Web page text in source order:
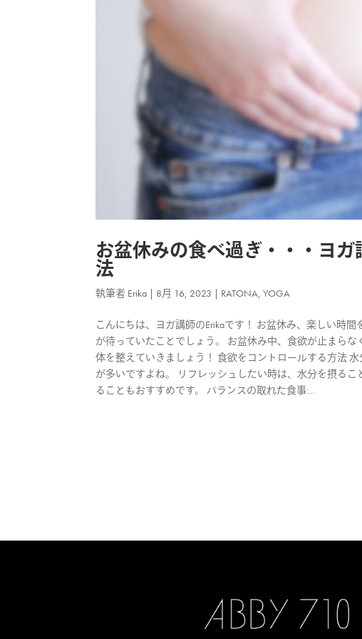
お盆休みの食べ過ぎ・・・ヨ
法
執筆者 Erika 8月 16, 2023 RATONA,YOGA
こんにちは、ヨガ講師のErikaです！ お盆休み、楽しい時
が待っていたことでしょう。 お盆休み中、食欲が止まら
体を整えていきましょう！ 食欲をコントロールする方法
が多いですよね。 リフレッシュしたい時は、水分を摂る
ることもおすすめです。 バランスの取れた食事:...